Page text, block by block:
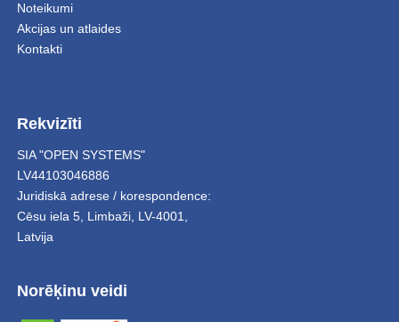
Noteikumi
Akcijas un atlaides
Kontakti
Rekvizīti
SIA "OPEN SYSTEMS"
LV44103046886
Juridiskā adrese / korespondence:
Cēsu iela 5, Limbaži, LV-4001,
Latvija
Norēķinu veidi